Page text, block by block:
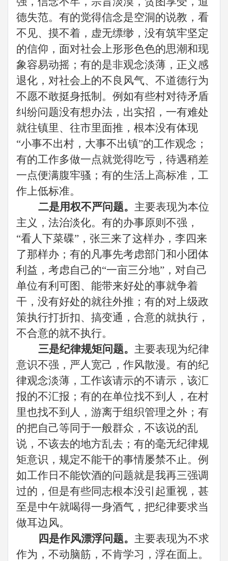
德失范。有的觉得信念是空洞的说教，看
不见、摸不着，虚无缥缈，没有筑牢坚定
的信仰，面对社会上形形色色的思潮和现
象容易动摇；有的是非观念淡薄，正义感
退化，对社会上的不良风气、不道德行为
不愿不敢挺身抵制 。 例如有些村对待矛盾
纠纷问题没有想办法，出实招，一有难处
就往镇里、往市里面推，根本没有体现
“小事不出村，大事不出镇”的工作观念 ；
有的工作多做一点就觉得吃亏，待遇稍差
一点便满腹牢骚；有的生活上高标准，工
作上低标准。
二是用权不严问题。 主要表现为本位
主义，法治淡化。有的办事原则不强，
“看人下菜碟”，张三来了这样办，李四来
了那样办；有的凡事先考虑部门和小团体
利益，考虑自己的“一亩三分地”，对自己
单位有利可图、能带来好处的事就争着
干，没有好处的就往外推；有的对上级政
策执行打折扣、搞变通，合意的就执行，
不合意的就不执行。
三是纪律规矩问题。 主要表现为纪律
意识不强，严人宽己，作风散漫。有的纪
律观念淡薄，工作该请示的不请示，该汇
报的不汇报；有的在单位找不到人，在村
里也找不到人，游离于组织管理之外；有
的把自己等同于一般群众，不该说的乱
说，不该去的地方乱去；有的毫无纪律规
矩意识，规定不能干的事情屡禁不止。例
如工作日不能饮酒的问题就是我再三强调
过的，但是有些同志根本没引起重视，甚
至是中午就喝得一身酒气，把纪律要求当
做耳边风。
四是作风漂浮问题。 主要表现为不求
作为，不动脑筋，不肯学习，浮在面上。